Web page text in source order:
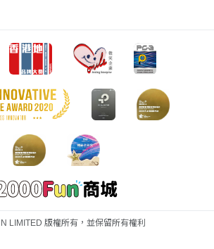
LIMITED 版權所有，並保留所有權利